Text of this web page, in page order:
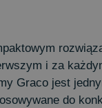
i za
Graco jest
do